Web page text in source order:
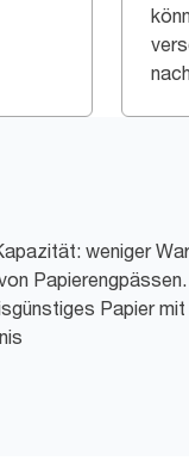
weniger
Papierengpässen.
Papier